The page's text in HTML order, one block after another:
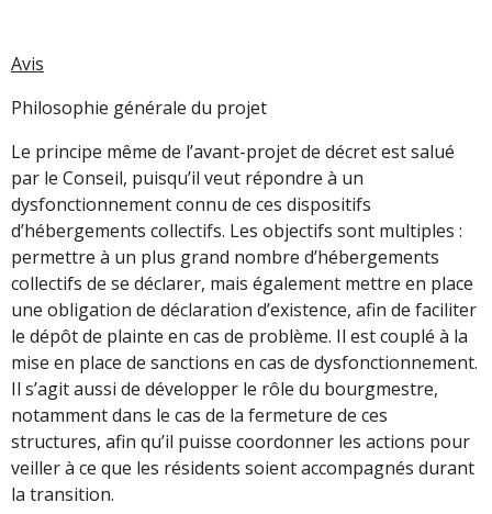
Avis
Philosophie générale du projet
Le principe même de l’avant-projet de décret est salué
par le Conseil, puisqu’il veut répondre à un
dysfonctionnement connu de ces dispositifs
d’hébergements collectifs. Les objectifs sont multiples :
permettre à un plus grand nombre d’hébergements
collectifs de se déclarer, mais également mettre en place
une obligation de déclaration d’existence, afin de faciliter
le dépôt de plainte en cas de problème. Il est couplé à la
mise en place de sanctions en cas de dysfonctionnement.
Il s’agit aussi de développer le rôle du bourgmestre,
notamment dans le cas de la fermeture de ces
structures, afin qu’il puisse coordonner les actions pour
veiller à ce que les résidents soient accompagnés durant
la transition.